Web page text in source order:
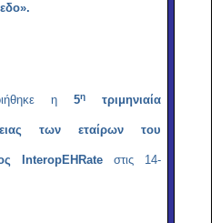
η 5η τριμηνιαία
των εταίρων του
InteropEHRate στις 14-